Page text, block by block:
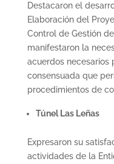
Destacaron el
Elaboración del
Control de Gestión
manifestaron la
acuerdos necesarios
consensuada que
procedimientos de
Túnel Las Leñas
Expresaron su
actividades de la